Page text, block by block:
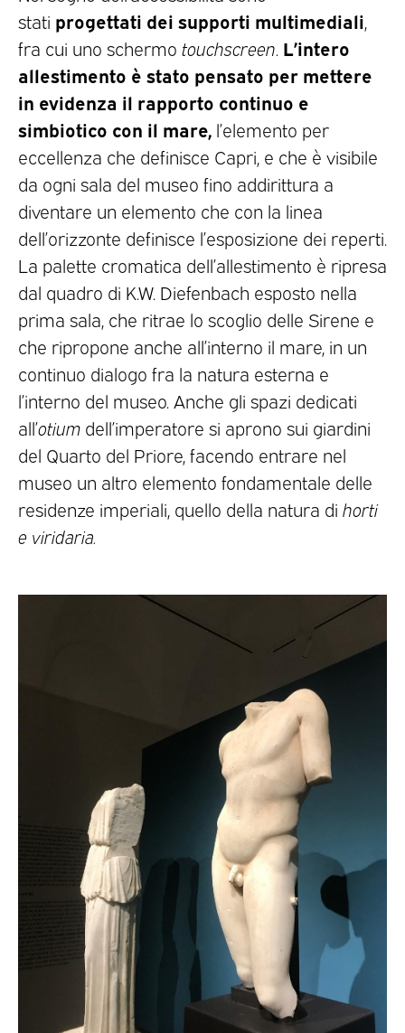
stati progettati dei supporti multimediali
fra cui uno schermo touchscreen L’intero
allestimento è stato pensato per mettere
in evidenza il rapporto continuo e
simbiotico con il mare, l’elemento per
eccellenza che definisce Capri, e che è visibile
da ogni sala del museo fino addirittura a
diventare un elemento che con la linea
dell’orizzonte definisce l’esposizione dei reperti.
La palette cromatica dell’allestimento è ripresa
dal quadro di K.W. Diefenbach esposto nella
prima sala, che ritrae lo scoglio delle Sirene e
che ripropone anche all’interno il mare, in un
continuo dialogo fra la natura esterna e
l’interno del museo. Anche gli spazi dedicati
all’otium dell’imperatore si aprono sui giardini
del Quarto del Priore, facendo entrare nel
museo un altro elemento fondamentale delle
residenze imperiali, quello della natura di horti
e viridaria.